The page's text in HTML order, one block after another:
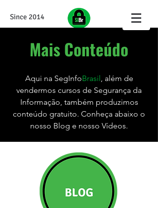
Since 2014
Mais Conteúdo
Aqui na SegInfoBrasil, além de
vendermos cursos de Segurança da
Informação, também produzimos
conteúdo gratuito. Conheça abaixo o
nosso Blog e nosso Vídeos.